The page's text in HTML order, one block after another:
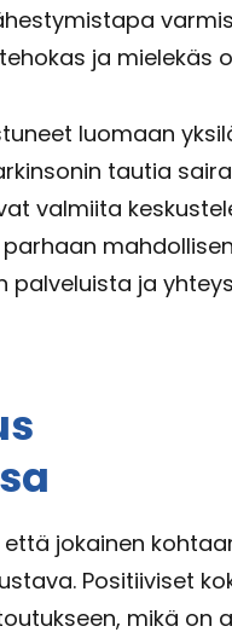
ja mielekäs
luomaan
tautia
valmiita
mahdollisen
palveluista ja
jokainen
Positiiviset
mikä on